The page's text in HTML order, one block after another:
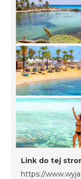
Link do tej
https://